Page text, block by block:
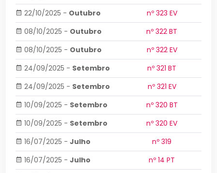
22/10/2025 - Outubro
nº 323 EV
08/10/2025 - Outubro
nº 322 BT
08/10/2025 - Outubro
nº 322 EV
24/09/2025 - Setembro
nº 321 BT
24/09/2025 - Setembro
nº 321 EV
10/09/2025 - Setembro
nº 320 BT
10/09/2025 - Setembro
nº 320 EV
16/07/2025 - Julho
nº 319
16/07/2025 - Julho
nº 14 PT